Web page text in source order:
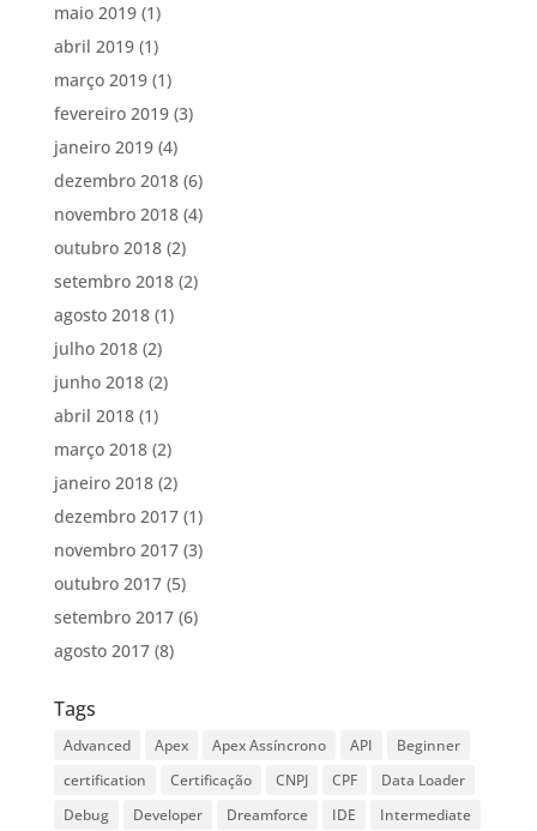
maio 2019(1)
abril 2019(1)
março 2019(1)
fevereiro 2019(3)
janeiro 2019(4)
dezembro 2018(6)
novembro 2018(4)
outubro 2018(2)
setembro 2018(2)
agosto 2018(1)
julho 2018(2)
junho 2018(2)
abril 2018(1)
março 2018(2)
janeiro 2018(2)
dezembro 2017(1)
novembro 2017(3)
outubro 2017(5)
setembro 2017(6)
agosto 2017(8)
Tags
Advanced Apex Apex Assíncrono API
Beginner
certification
Certificação CNPJ CPF
Data Loader
Debug
Developer Dreamforce IDE
Intermediate